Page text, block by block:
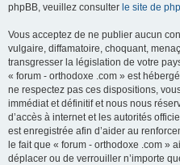
phpBB, veuillez consulter le site de
Vous acceptez de ne publier aucun
vulgaire, diffamatoire, choquant,
transgresser la législation de votre
« forum - orthodoxe .com » est
ne respectez pas ces dispositions,
immédiat et définitif et nous nous
d’accès à internet et les autorités
est enregistrée afin d’aider au
le fait que « forum - orthodoxe .com »
déplacer ou de verrouiller n’importe